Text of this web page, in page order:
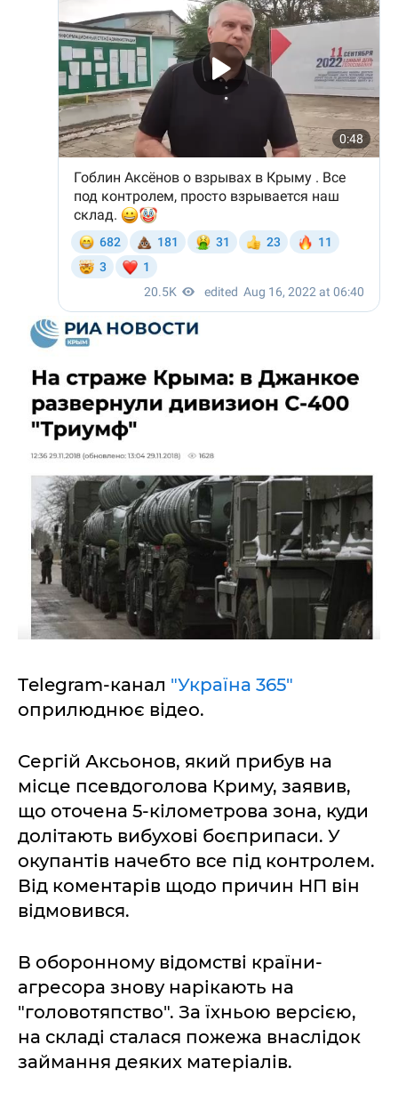
Тelegram-канал "Україна 365"
оприлюднює відео.
Сергій Аксьонов, який прибув на
місце псевдоголова Криму, заявив,
що оточена 5-кілометрова зона, куди
долітають вибухові боєприпаси. У
окупантів начебто все під контролем.
Від коментарів щодо причин НП він
відмовився.
В оборонному відомстві країни-
агресора знову нарікають на
"головотяпство". За їхньою версією,
на складі сталася пожежа внаслідок
займання деяких матеріалів.